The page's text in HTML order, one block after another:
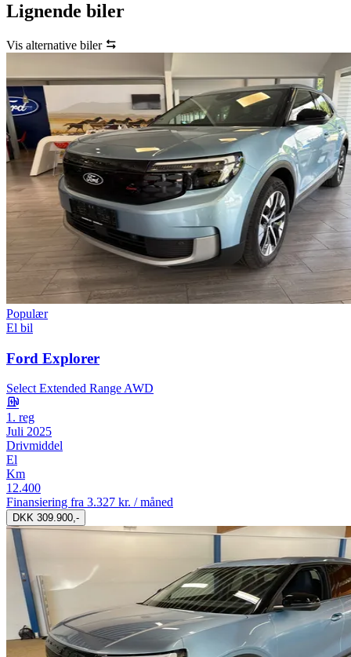
Lignende biler
Vis alternative biler
Populær
El bil
Ford Explorer
Select Extended Range AWD
1. reg
Juli 2025
Drivmiddel
El
Km
12.400
Finansiering fra 3.327 kr. / måned
DKK 309.900,-